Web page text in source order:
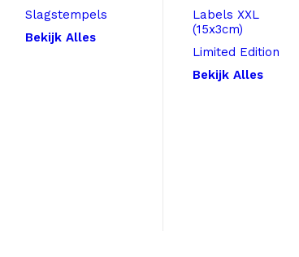
Slagstempels
Bekijk Alles
Labels XXL
(15x3cm)
Limited Edition
Bekijk Alles